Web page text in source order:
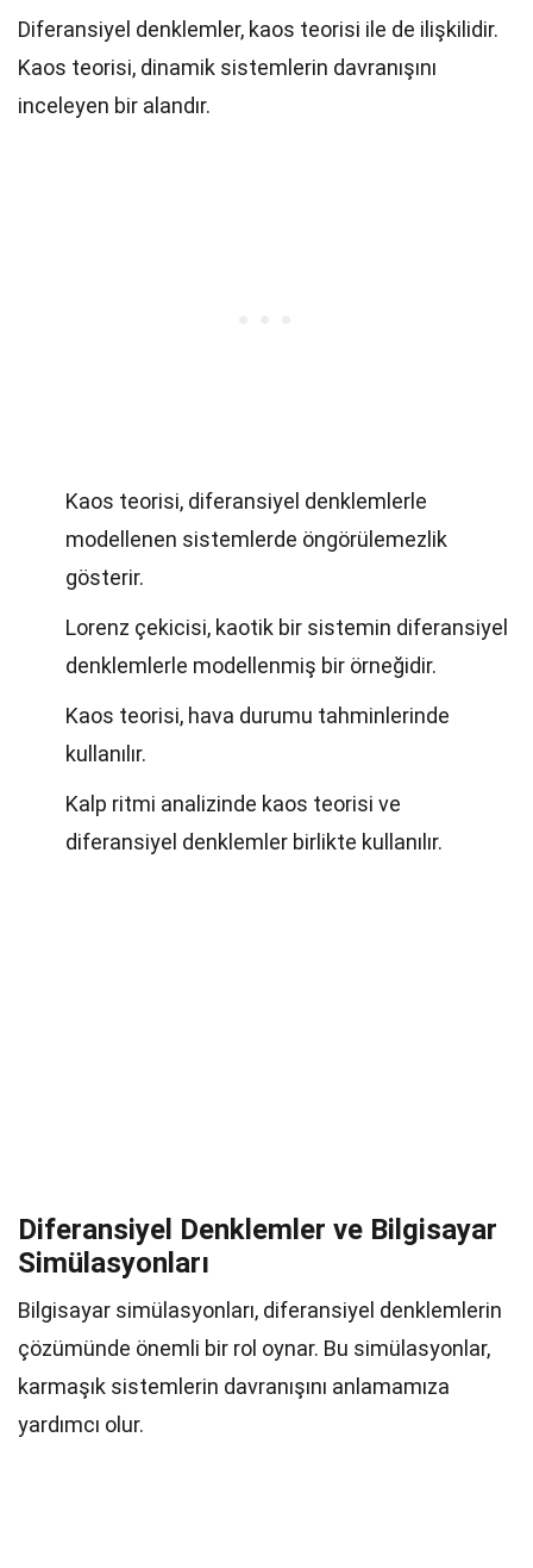
Diferansiyel denklemler, kaos teorisi ile de ilişkilidir.
Kaos teorisi, dinamik sistemlerin davranışını
inceleyen bir alandır.
Kaos teorisi, diferansiyel denklemlerle
modellenen sistemlerde öngörülemezlik
gösterir.
Lorenz çekicisi, kaotik bir sistemin diferansiyel
denklemlerle modellenmiş bir örneğidir.
Kaos teorisi, hava durumu tahminlerinde
kullanılır.
Kalp ritmi analizinde kaos teorisi ve
diferansiyel denklemler birlikte kullanılır.
Diferansiyel Denklemler ve Bilgisayar
Simülasyonları
Bilgisayar simülasyonları, diferansiyel denklemlerin
çözümünde önemli bir rol oynar. Bu simülasyonlar,
karmaşık sistemlerin davranışını anlamamıza
yardımcı olur.